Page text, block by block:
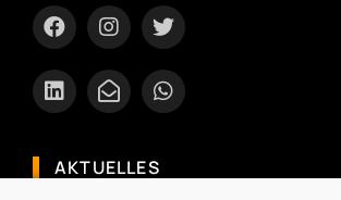
AKTUELLES